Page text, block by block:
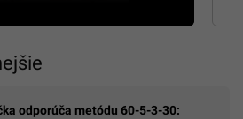
odporúča metódu 60-5-3-30: